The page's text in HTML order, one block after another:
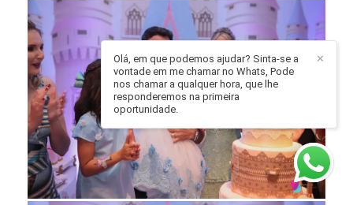
✕
Olá, em que podemos ajudar? Sinta-se a
vontade em me chamar no Whats, Pode
nos chamar a qualquer hora, que lhe
responderemos na primeira
oportunidade.